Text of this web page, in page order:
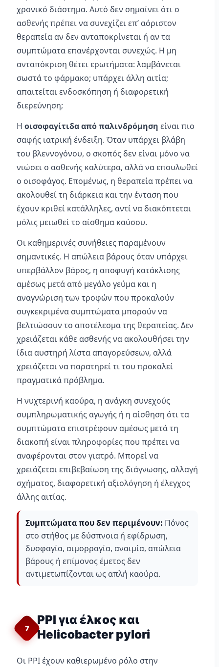
χρονικό διάστημα. Αυτό δεν σημαίνει ότι ο
ασθενής πρέπει να συνεχίζει επ’ αόριστον
θεραπεία αν δεν ανταποκρίνεται ή αν τα
συμπτώματα επανέρχονται συνεχώς. Η μη
ανταπόκριση θέτει ερωτήματα: λαμβάνεται
σωστά το φάρμακο; υπάρχει άλλη αιτία;
απαιτείται ενδοσκόπηση ή διαφορετική
διερεύνηση;
Η οισοφαγίτιδα από παλινδρόμηση είναι πιο
σαφής ιατρική ένδειξη. Όταν υπάρχει βλάβη
του βλεννογόνου, ο σκοπός δεν είναι μόνο να
νιώσει ο ασθενής καλύτερα, αλλά να επουλωθεί
ο οισοφάγος. Επομένως, η θεραπεία πρέπει να
ακολουθεί τη διάρκεια και την ένταση που
έχουν κριθεί κατάλληλες, αντί να διακόπτεται
μόλις μειωθεί το αίσθημα καύσου.
Οι καθημερινές συνήθειες παραμένουν
σημαντικές. Η απώλεια βάρους όταν υπάρχει
υπερβάλλον βάρος, η αποφυγή κατάκλισης
αμέσως μετά από μεγάλο γεύμα και η
αναγνώριση των τροφών που προκαλούν
συγκεκριμένα συμπτώματα μπορούν να
βελτιώσουν το αποτέλεσμα της θεραπείας. Δεν
χρειάζεται κάθε ασθενής να ακολουθήσει την
ίδια αυστηρή λίστα απαγορεύσεων, αλλά
χρειάζεται να παρατηρεί τι του προκαλεί
πραγματικά πρόβλημα.
Η νυχτερινή καούρα, η ανάγκη συνεχούς
συμπληρωματικής αγωγής ή η αίσθηση ότι τα
συμπτώματα επιστρέφουν αμέσως μετά τη
διακοπή είναι πληροφορίες που πρέπει να
αναφέρονται στον γιατρό. Μπορεί να
χρειάζεται επιβεβαίωση της διάγνωσης, αλλαγή
σχήματος, διαφορετική αξιολόγηση ή έλεγχος
άλλης αιτίας.
Συμπτώματα που δεν περιμένουν: Πόνος
στο στήθος με δύσπνοια ή εφίδρωση,
δυσφαγία, αιμορραγία, αναιμία, απώλεια
βάρους ή επίμονος έμετος δεν
αντιμετωπίζονται ως απλή καούρα.
7
PPI για έλκος και
Helicobacter pylori
Οι PPI έχουν καθιερωμένο ρόλο στην